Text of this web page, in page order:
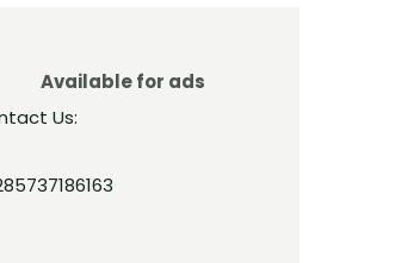
Available for ads
Us: